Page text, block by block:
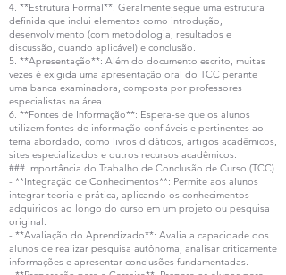
4. **Estrutura Formal**: Geralmente segue uma estrutura
definida que inclui elementos como introdução,
desenvolvimento (com metodologia, resultados e
discussão, quando aplicável) e conclusão.
5. **Apresentação**: Além do documento escrito, muitas
vezes é exigida uma apresentação oral do TCC perante
uma banca examinadora, composta por professores
especialistas na área.
6. **Fontes de Informação**: Espera-se que os alunos
utilizem fontes de informação confiáveis e pertinentes ao
tema abordado, como livros didáticos, artigos acadêmicos,
sites especializados e outros recursos acadêmicos.
### Importância do Trabalho de Conclusão de Curso (TCC)
- **Integração de Conhecimentos**: Permite aos alunos
integrar teoria e prática, aplicando os conhecimentos
adquiridos ao longo do curso em um projeto ou pesquisa
original.
- **Avaliação do Aprendizado**: Avalia a capacidade dos
alunos de realizar pesquisa autônoma, analisar criticamente
informações e apresentar conclusões fundamentadas.